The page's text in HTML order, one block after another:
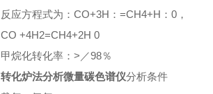
反应方程式为：CO+3H：=CH4+H：0，
CO +4H2=CH4+2H 0
甲烷化转化率：>／98％
转化炉法分析微量碳色谱仪分析条件